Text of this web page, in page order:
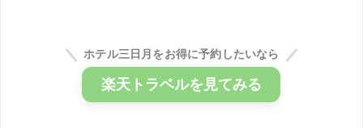
ホテル三日月をお得に予約したいなら
楽天トラベルを見てみる